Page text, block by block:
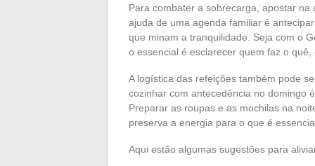
Para combater a sobrecarga, apostar
ajuda de uma agenda familiar é
que minam a tranquilidade. Seja com o
o essencial é esclarecer quem faz o
A logística das refeições também pode
cozinhar com antecedência no domingo
Preparar as roupas e as mochilas na
preserva a energia para o que é
Aqui estão algumas sugestões para